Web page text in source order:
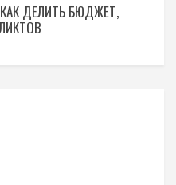
ДЕЛИТЬ БЮДЖЕТ,